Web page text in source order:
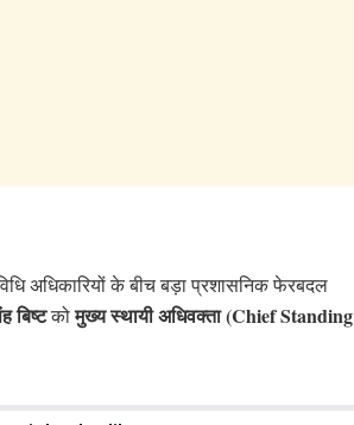
अधिकारियों के बीच बड़ा प्रशासनिक फेरबदल
बिष्टकोमुख्य स्थायी अधिवक्ता (Chief Standing